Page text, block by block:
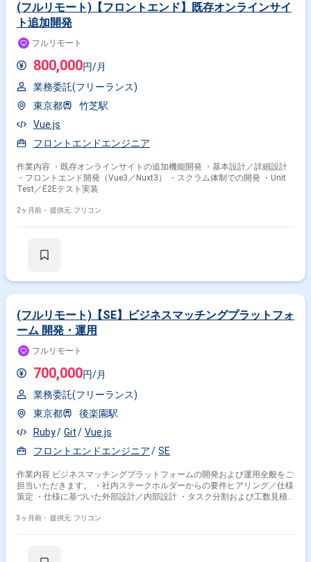
(フルリモート)【フロントエンド】既存オンラインサイ
ト追加開発
フルリモート
800,000円/月
業務委託(フリーランス)
東京都
竹芝駅
Vue.js
フロントエンドエンジニア
作業内容 ・既存オンラインサイトの追加機能開発 ・基本設計／詳細設計
・フロントエンド開発（Vue3／Nuxt3） ・スクラム体制での開発 ・Unit
Test／E2Eテスト実装
2ヶ月前・ 提供元: フリコン
(フルリモート)【SE】ビジネスマッチングプラットフォ
ーム 開発・運用
フルリモート
700,000円/月
業務委託(フリーランス)
東京都
後楽園駅
Ruby
Git
Vue.js
フロントエンドエンジニア
SE
作業内容 ビジネスマッチングプラットフォームの開発および運用全般をご
担当いただきます。 ・社内ステークホルダーからの要件ヒアリング／仕様
策定 ・仕様に基づいた外部設計／内部設計 ・タスク分割および工数見積
3ヶ月前・ 提供元: フリコン